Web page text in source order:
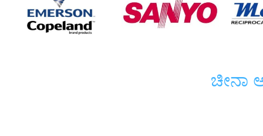
ಚೀನಾ